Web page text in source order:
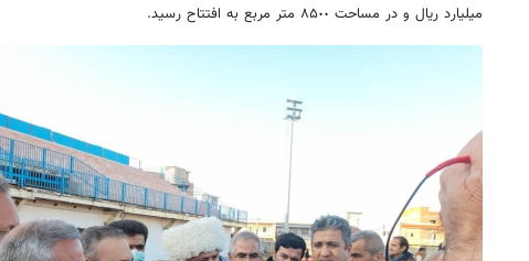
میلیارد ریال و در مساحت ٨۵٠٠ متر مربع به افتتاح رسید.